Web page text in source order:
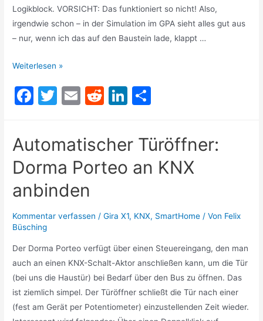
Logikblock. VORSICHT: Das funktioniert so nicht! Also,
irgendwie schon – in der Simulation im GPA sieht alles gut aus
– nur, wenn ich das auf den Baustein lade, klappt …
Gira
Millisekunden
Weiterlesen »
F
c
e
b
o
o
k
T
er
E
ai
l
R
d
di
t
Li
e
dI
le
n
Automatischer Türöffner:
Dorma Porteo an KNX
anbinden
Kommentar verfassen /Gira X1, KNX, SmartHome / Von Felix
Büsching
Der Dorma Porteo verfügt über einen Steuereingang, den man
auch an einen KNX-Schalt-Aktor anschließen kann, um die Tür
(bei uns die Haustür) bei Bedarf über den Bus zu öffnen. Das
ist ziemlich simpel. Der Türöffner schließt die Tür nach einer
(fest am Gerät per Potentiometer) einzustellenden Zeit wieder.